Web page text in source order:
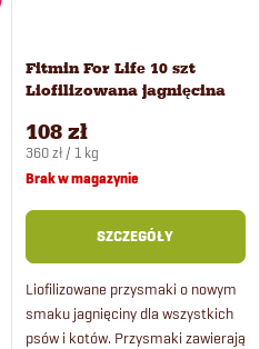
Fitmin For Life 10 szt
Liofilizowana jagnięcina
kotów
108 zł
Cena
jednostkowa:
360 zł / 1 kg
Brak w magazynie
SZCZEGÓŁY
Liofilizowane przysmaki o nowym
smaku jagnięciny dla wszystkich
psów i kotów. Przysmaki zawierają